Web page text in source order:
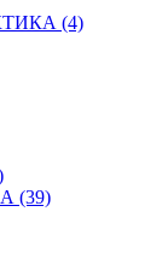
(4)
(39)